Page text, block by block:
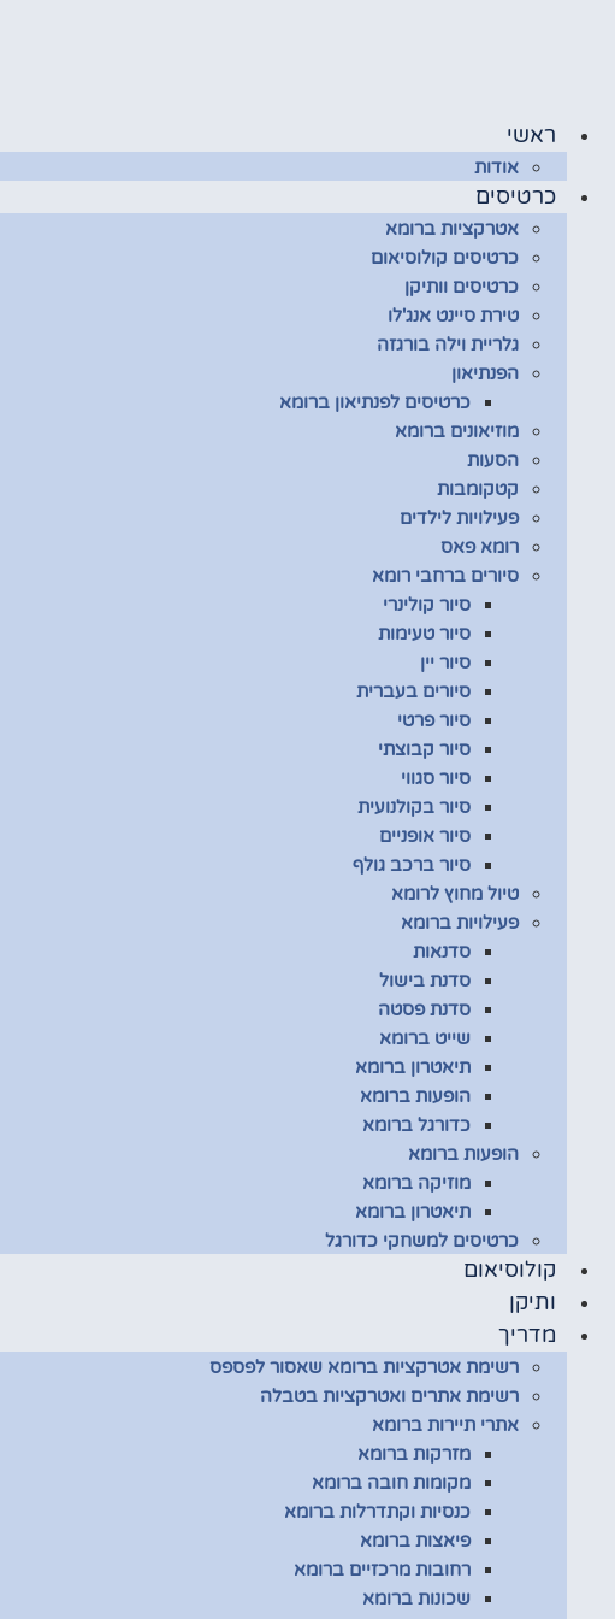
ראשי
אודות
כרטיסים
אטרקציות ברומא
כרטיסים קולוסיאום
כרטיסים וותיקן
טירת סיינט אנג'לו
גלריית וילה בורגזה
הפנתיאון
כרטיסים לפנתיאון ברומא
מוזיאונים ברומא
הסעות
קטקומבות
פעילויות לילדים
רומא פאס
סיורים ברחבי רומא
סיור קולינרי
סיור טעימות
סיור יין
סיורים בעברית
סיור פרטי
סיור קבוצתי
סיור סגווי
סיור בקולנועית
סיור אופניים
סיור ברכב גולף
טיול מחוץ לרומא
פעילויות ברומא
סדנאות
סדנת בישול
סדנת פסטה
שייט ברומא
תיאטרון ברומא
הופעות ברומא
כדורגל ברומא
הופעות ברומא
מוזיקה ברומא
תיאטרון ברומא
כרטיסים למשחקי כדורגל
קולוסיאום
ותיקן
מדריך
רשימת אטרקציות ברומא שאסור לפספס
רשימת אתרים ואטרקציות בטבלה
אתרי תיירות ברומא
מזרקות ברומא
מקומות חובה ברומא
כנסיות וקתדרלות ברומא
פיאצות ברומא
רחובות מרכזיים ברומא
שכונות ברומא